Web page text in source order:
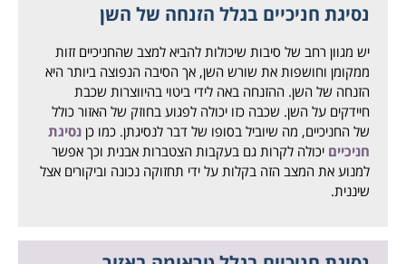
נסיגת חניכיים בגלל הזנחה של השן
יש מגוון רחב של סיבות שיכולות להביא למצב שהחניכיים זזות
ממקומן וחושפות את שורש השן, אך הסיבה הנפוצה ביותר היא
הזנחה של השן. ההזנחה באה לידי ביטוי בהיווצרות שכבת
חיידקים על השן. שכבה כזו יכולה לפגוע בחוזק של האזור כולל
של החניכיים, מה שיוביל בסופו של דבר לנסיגתן. כמו כן נסיגת
חניכיים יכולה לקרות גם בעקבות הצטברות אבנית וכך אפשר
למנוע את המצב הזה בקלות על ידי תחזוקה נכונה וביקורים אצל
שיננית.